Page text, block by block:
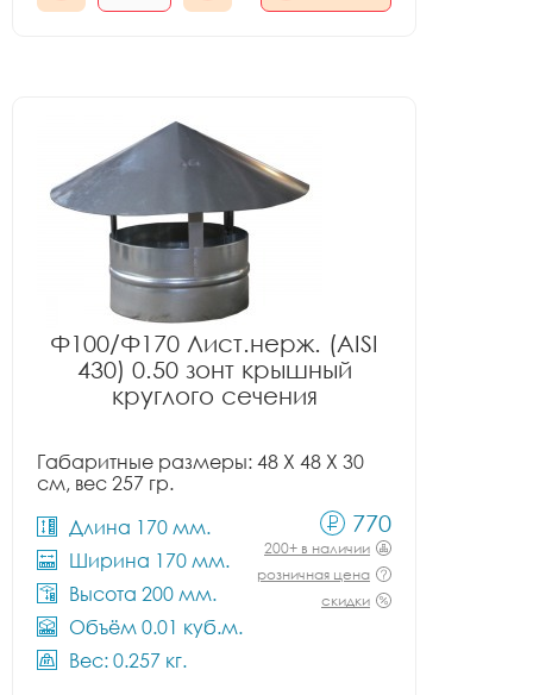
Ф100/Ф170 Лист.нерж. (AISI
430) 0.50 зонт крышный
круглого сечения
Габаритные размеры: 48 X 48 X 30
см, вес 257 гр.
Длина 170 мм.
Ширина 170 мм.
Высота 200 мм.
Объём 0.01 куб.м.
Вес: 0.257 кг.
770
200+ в наличии
розничная цена
скидки